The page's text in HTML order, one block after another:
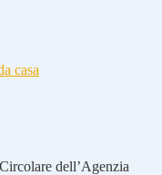
casa
dell’Agenzia